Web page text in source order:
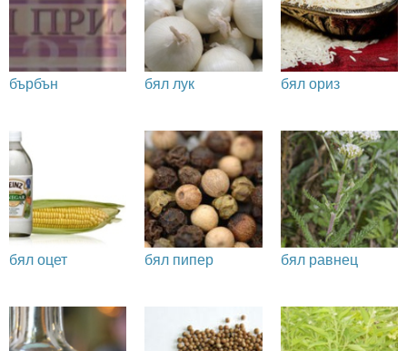
бърбън бял лук бял ориз
бял оцет бял пипер бял равнец